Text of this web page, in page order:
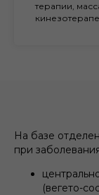
терапии,
На базе
при
(вегето-